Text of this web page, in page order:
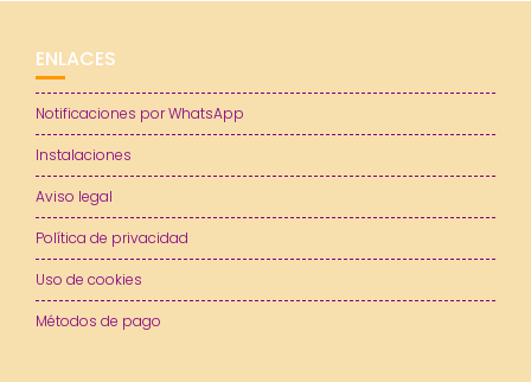
ENLACES
Notificaciones por WhatsApp
Instalaciones
Aviso legal
Política de privacidad
Uso de cookies
Métodos de pago